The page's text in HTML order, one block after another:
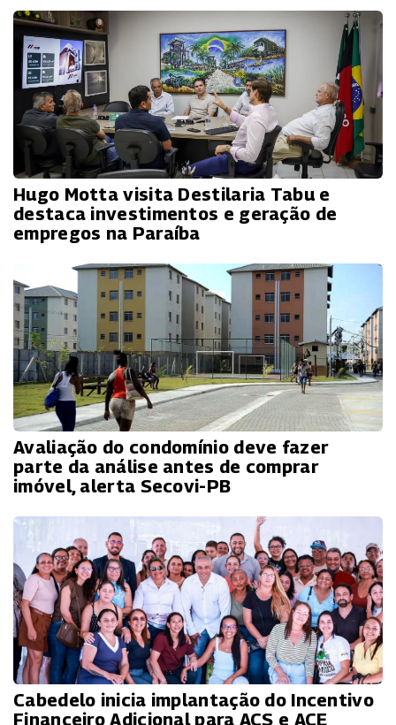
Hugo Motta visita Destilaria Tabu e
destaca investimentos e geração de
empregos na Paraíba
Avaliação do condomínio deve fazer
parte da análise antes de comprar
imóvel, alerta Secovi-PB
Cabedelo inicia implantação do Incentivo
Financeiro Adicional para ACS e ACE